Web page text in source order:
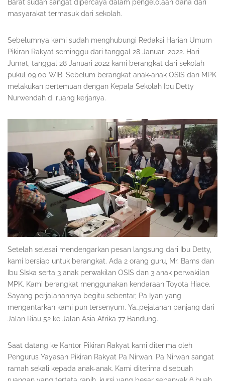
Barat sudah sangat dipercaya dalam pengelolaan dana dari
masyarakat termasuk dari sekolah.
Sebelumnya kami sudah menghubungi Redaksi Harian Umum
Pikiran Rakyat seminggu dari tanggal 28 Januari 2022. Hari
Jumat, tanggal 28 Januari 2022 kami berangkat dari sekolah
pukul 09.00 WIB. Sebelum berangkat anak-anak OSIS dan MPK
melakukan pertemuan dengan Kepala Sekolah Ibu Detty
Nurwendah di ruang kerjanya.
Setelah selesai mendengarkan pesan langsung dari Ibu Detty,
kami bersiap untuk berangkat. Ada 2 orang guru, Mr. Bams dan
Ibu SIska serta 3 anak perwakilan OSIS dan 3 anak perwakilan
MPK. Kami berangkat menggunakan kendaraan Toyota Hiace.
Sayang perjalanannya begitu sebentar, Pa Iyan yang
mengantarkan kami pun tersenyum. Ya…pejalanan panjang dari
Jalan Riau 52 ke Jalan Asia Afrika 77 Bandung.
Saat datang ke Kantor Pikiran Rakyat kami diterima oleh
Pengurus Yayasan Pikiran Rakyat Pa Nirwan. Pa Nirwan sangat
ramah sekali kepada anak-anak. Kami diterima disebuah